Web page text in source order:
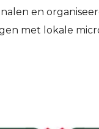
en
met lokale